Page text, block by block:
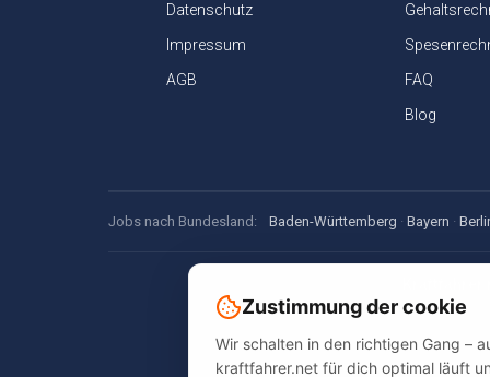
Datenschutz
Impressum
AGB
FAQ
Blog
Jobs nach Bundesland: Baden-Württemberg · Bayern ·
Jobsuche,
Zustimmung der cookie
Wir schalten in den richtigen Gang –
kraftfahrer.net für dich optimal läuft